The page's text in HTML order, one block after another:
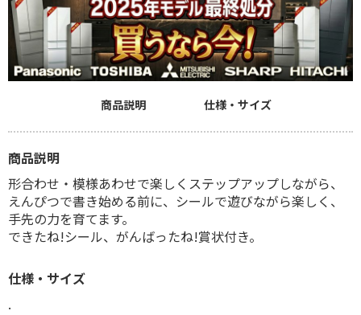
商品説明 仕様・サイズ
商品説明
形合わせ・模様あわせで楽しくステップアップしながら、
えんぴつで書き始める前に、シールで遊びながら楽しく、
手先の力を育てます。
できたね!シール、がんばったね!賞状付き。
仕様・サイズ
.